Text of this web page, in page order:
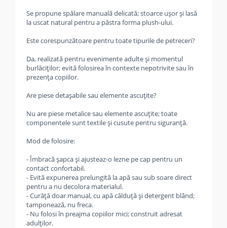
Se propune spălare manuală delicată; stoarce ușor și lasă
la uscat natural pentru a păstra forma plush-ului.
Este corespunzătoare pentru toate tipurile de petreceri?
Da, realizată pentru evenimente adulte și momentul
burlăciților; evită folosirea în contexte nepotrivite sau în
prezența copiilor.
Are piese detașabile sau elemente ascuțite?
Nu are piese metalice sau elemente ascuțite; toate
componentele sunt textile și cusute pentru siguranță.
Mod de folosire:
- Îmbracă șapca și ajusteaz-o lezne pe cap pentru un
contact confortabil.
- Evită expunerea prelungită la apă sau sub soare direct
pentru a nu decolora materialul.
- Curăță doar manual, cu apă călduță și detergent blând;
tamponează, nu freca.
- Nu folosi în preajma copiilor mici; construit adresat
adulților.